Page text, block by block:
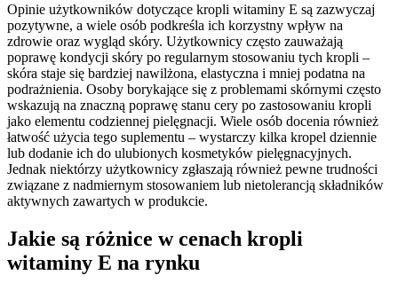
Opinie użytkowników dotyczące kropli witaminy E są zazwyczaj
pozytywne, a wiele osób podkreśla ich korzystny wpływ na
zdrowie oraz wygląd skóry. Użytkownicy często zauważają
poprawę kondycji skóry po regularnym stosowaniu tych kropli –
skóra staje się bardziej nawilżona, elastyczna i mniej podatna na
podrażnienia. Osoby borykające się z problemami skórnymi często
wskazują na znaczną poprawę stanu cery po zastosowaniu kropli
jako elementu codziennej pielęgnacji. Wiele osób docenia również
łatwość użycia tego suplementu – wystarczy kilka kropel dziennie
lub dodanie ich do ulubionych kosmetyków pielęgnacyjnych.
Jednak niektórzy użytkownicy zgłaszają również pewne trudności
związane z nadmiernym stosowaniem lub nietolerancją składników
aktywnych zawartych w produkcie.
Jakie są różnice w cenach kropli
witaminy E na rynku